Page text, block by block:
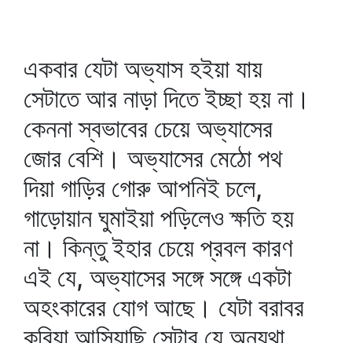
একবার যেটা অভ্যাস হইয়া যায়
সেটাতে আর নাড়া দিতে ইচ্ছা হয় না।
কেননা স্বভাবের চেয়ে অভ্যাসের
জোর বেশি। অভ্যাসের মেঠো পথ
দিয়া গাড়ির গোরু আপনিই চলে,
গাড়োয়ান ঘুমাইয়া পড়িলেও ক্ষতি হয়
না। কিন্তু ইহার চেয়ে প্রবল কারণ
এই যে, অভ্যাসের সঙ্গে সঙ্গে একটা
অহংকারের যোগ আছে। যেটা বরাবর